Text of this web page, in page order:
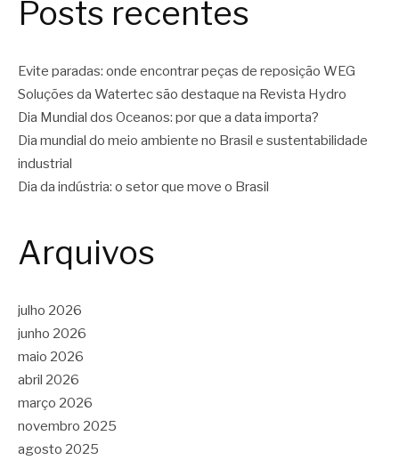
Posts recentes
Evite paradas: onde encontrar peças de reposição WEG
Soluções da Watertec são destaque na Revista Hydro
Dia Mundial dos Oceanos: por que a data importa?
Dia mundial do meio ambiente no Brasil e sustentabilidade
industrial
Dia da indústria: o setor que move o Brasil
Arquivos
julho 2026
junho 2026
maio 2026
abril 2026
março 2026
novembro 2025
agosto 2025